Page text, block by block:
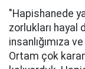
"Hapishanede
zorlukları hayal
insanlığımıza
Ortam çok